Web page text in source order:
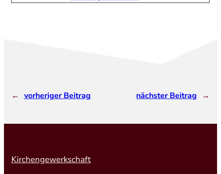
← vorheriger Beitrag nächster Beitrag →
Kirchengewerkschaft